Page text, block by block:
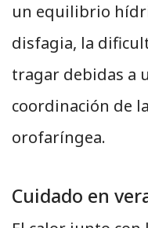
un equilibrio
disfagia, la
tragar debidas a
coordinación de
orofaríngea.
Cuidado en